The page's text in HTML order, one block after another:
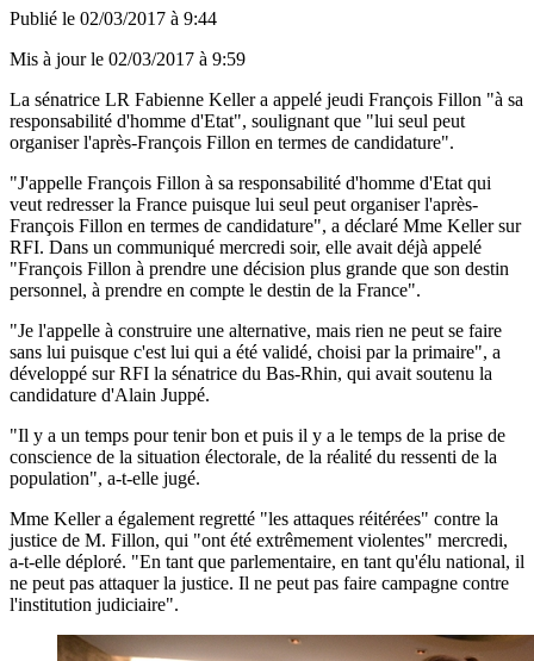
Publié le 02/03/2017 à 9:44
Mis à jour le 02/03/2017 à 9:59
La sénatrice LR Fabienne Keller a appelé jeudi François Fillon "à sa
responsabilité d'homme d'Etat", soulignant que "lui seul peut
organiser l'après-François Fillon en termes de candidature".
"J'appelle François Fillon à sa responsabilité d'homme d'Etat qui
veut redresser la France puisque lui seul peut organiser l'après-
François Fillon en termes de candidature", a déclaré Mme Keller sur
RFI. Dans un communiqué mercredi soir, elle avait déjà appelé
"François Fillon à prendre une décision plus grande que son destin
personnel, à prendre en compte le destin de la France".
"Je l'appelle à construire une alternative, mais rien ne peut se faire
sans lui puisque c'est lui qui a été validé, choisi par la primaire", a
développé sur RFI la sénatrice du Bas-Rhin, qui avait soutenu la
candidature d'Alain Juppé.
"Il y a un temps pour tenir bon et puis il y a le temps de la prise de
conscience de la situation électorale, de la réalité du ressenti de la
population", a-t-elle jugé.
Mme Keller a également regretté "les attaques réitérées" contre la
justice de M. Fillon, qui "ont été extrêmement violentes" mercredi,
a-t-elle déploré. "En tant que parlementaire, en tant qu'élu national, il
ne peut pas attaquer la justice. Il ne peut pas faire campagne contre
l'institution judiciaire".